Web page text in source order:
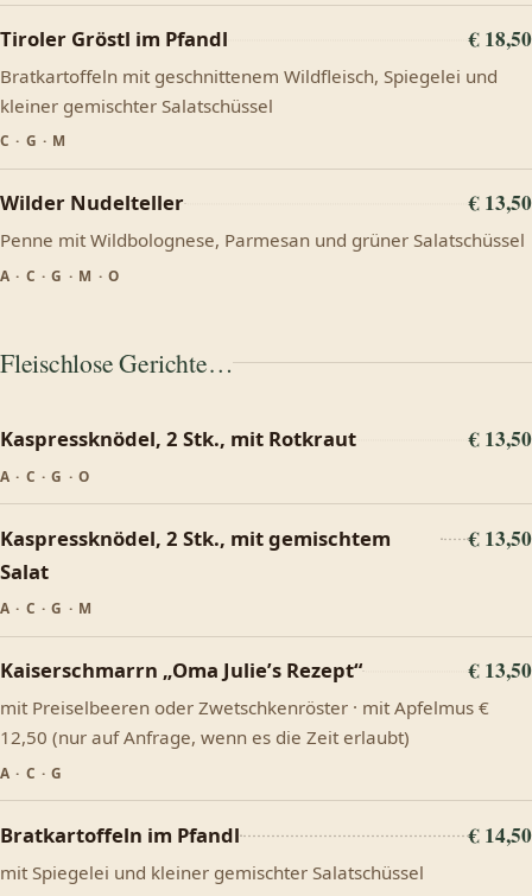
Tiroler Gröstl im Pfandl € 18,50
Bratkartoffeln mit geschnittenem Wildfleisch, Spiegelei und
kleiner gemischter Salatschüssel
C · G · M
Wilder Nudelteller € 13,50
Penne mit Wildbolognese, Parmesan und grüner Salatschüssel
A · C · G · M · O
Fleischlose Gerichte…
Kaspressknödel, 2 Stk., mit Rotkraut € 13,50
A · C · G · O
Kaspressknödel, 2 Stk., mit gemischtem
Salat
€ 13,50
A · C · G · M
Kaiserschmarrn „Oma Julie’s Rezept“ € 13,50
mit Preiselbeeren oder Zwetschkenröster · mit Apfelmus €
12,50 (nur auf Anfrage, wenn es die Zeit erlaubt)
A · C · G
Bratkartoffeln im Pfandl € 14,50
mit Spiegelei und kleiner gemischter Salatschüssel